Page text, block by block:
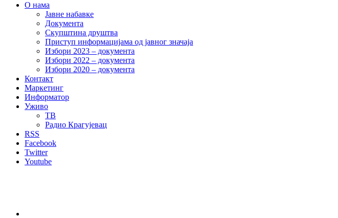
О нама
Јавне набавке
Документа
Скупштина друштва
Приступ информацијама од јавног значаја
Избори 2023 – документа
Избори 2022 – документа
Избори 2020 – документа
Контакт
Маркетинг
Информатор
Уживо
ТВ
Радио Крагујевац
RSS
Facebook
Twitter
Youtube